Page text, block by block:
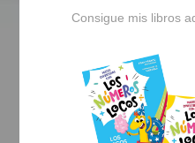
Consigue mis libros